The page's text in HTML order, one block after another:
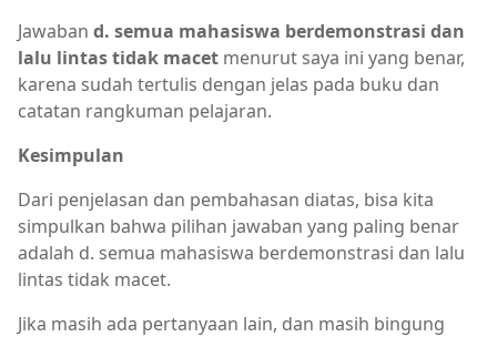
Jawaban d. semua mahasiswa berdemonstrasi dan
lalu lintas tidak macet menurut saya ini yang benar,
karena sudah tertulis dengan jelas pada buku dan
catatan rangkuman pelajaran.
Kesimpulan
Dari penjelasan dan pembahasan diatas, bisa kita
simpulkan bahwa pilihan jawaban yang paling benar
adalah d. semua mahasiswa berdemonstrasi dan lalu
lintas tidak macet.
Jika masih ada pertanyaan lain, dan masih bingung